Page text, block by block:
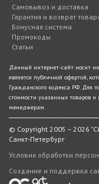
Самовывоз и доставка
Гарантия и возврат
Бонусная система
Промокоды
Статьи
Данный интернет-сайт носит
является публичной офертой,
Гражданского кодекса РФ. Для
стоимости указанных товаров
менеджерам.
© Copyright 2005 – 2026
Санкт-Петербург
Условия обработки
Создание и поддержка